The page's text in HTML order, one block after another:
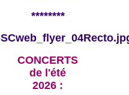
********
CONCERTS
de l'été
2026 :